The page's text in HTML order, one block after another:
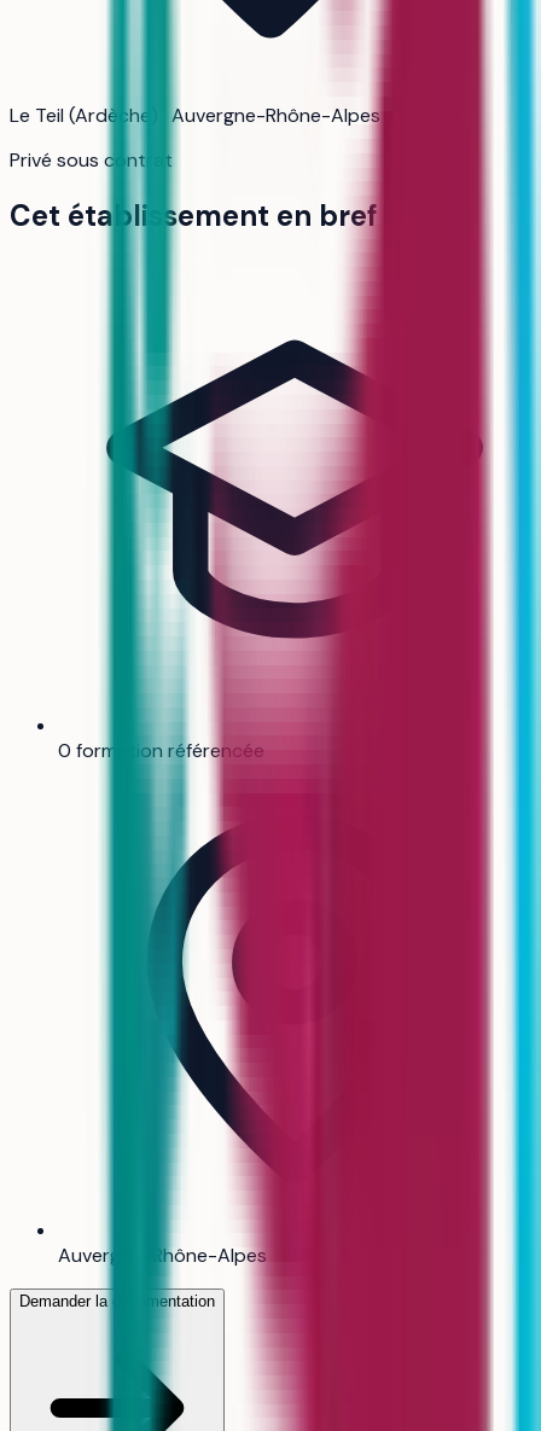
Le Teil (Ardèche) · Auvergne-Rhône-Alpes
Privé sous contrat
Cet établissement en bref
0 formation référencée
Auvergne-Rhône-Alpes
Demander la documentation